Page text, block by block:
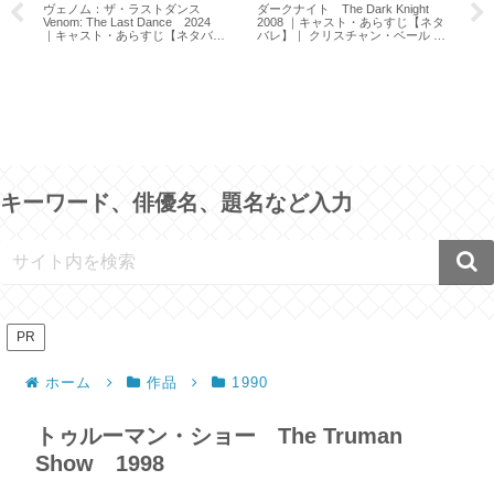
ヴェノム：ザ・ラストダンス
Venom: The Last Dance 2024
｜キャスト・あらすじ【ネタバ
ダークナイト The Dark Knight
2008 ｜キャスト・あらすじ【ネタ
バレ】｜ クリスチャン・ベール ｜
キーワード、俳優名、題名など入力
PR
ホーム 作品 1990
トゥルーマン・ショー The Truman
Show 1998